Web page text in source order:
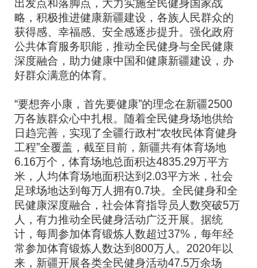
出发点和落脚点，大力实施全民健身国家战
略，积极推进健康新疆建设，各族人民群众的
获得感、幸福感、安全感逐步提升。强化政府
公共体育服务职能，推动全民健身与全民健康
深度融合，助力健康中国和健康新疆建设，办
好群众满意的体育。
“要想奔小康，首先要健康”的理念在新疆2500
万各族群众心中扎根。随着全民健身场地供给
日趋完善，实现了全疆行政村“农牧民体育健身
工程”全覆盖，截至目前，新疆共有体育场地
6.16万个，体育场地总面积达4835.29万平方
米，人均体育场地面积达到2.03平方米，社会
足球场地达到每万人拥有0.7块。全民健身和全
民健康深度融合，社会体育指导员人数突破5万
人，有力推动全民健身活动广泛开展。据统
计，每周参加体育锻炼人数超过37%，每年经
常参加体育锻炼人数达到800万人。2020年以
来，新疆开展各类全民健身活动47.5万余场